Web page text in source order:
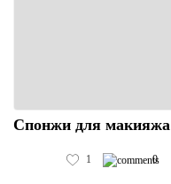
Спонжи для макияжа
1 0